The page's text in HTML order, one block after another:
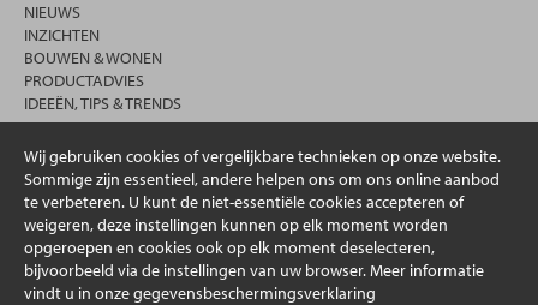
Wij gebruiken cookies of vergelijkbare technieken op onze website.
Sommige zijn essentieel, andere helpen ons om ons online aanbod
te verbeteren. U kunt de niet-essentiële cookies accepteren of
weigeren, deze instellingen kunnen op elk moment worden
opgeroepen en cookies ook op elk moment deselecteren,
bijvoorbeeld via de instellingen van uw browser. Meer informatie
vindt u in onze gegevensbeschermingsverklaring
NIEUWS
INZICHTEN
BOUWEN & WONEN
PRODUCTADVIES
IDEEËN, TIPS & TRENDS